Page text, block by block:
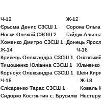
Ч-12
Єрьома Денис СЗСШ 1
Носки Олексій СЗОШ 2
Хоменко Дмитро СЗСШ 1
Ж-12
Сорока
Гайдук
Донець
Ж-14
Кривець Олександра СЗСШ 1
Тимошенко Юліанна СЗСШ 1
Корноух Олександра СЗСШ 1
Ч-16
Шеін
Ч-18
Слісаренко Тарас СЗСШ 1
Сидорко Костянтин с. Брусилів
Ж-18
Коваль